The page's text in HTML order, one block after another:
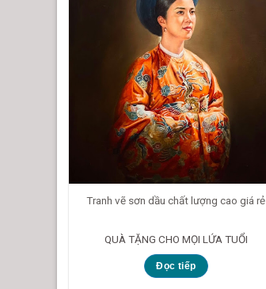
Tranh vẽ sơn dầu chất lượng cao giá rẻ
QUÀ TẶNG CHO MỌI LỨA TUỔI
Đọc tiếp